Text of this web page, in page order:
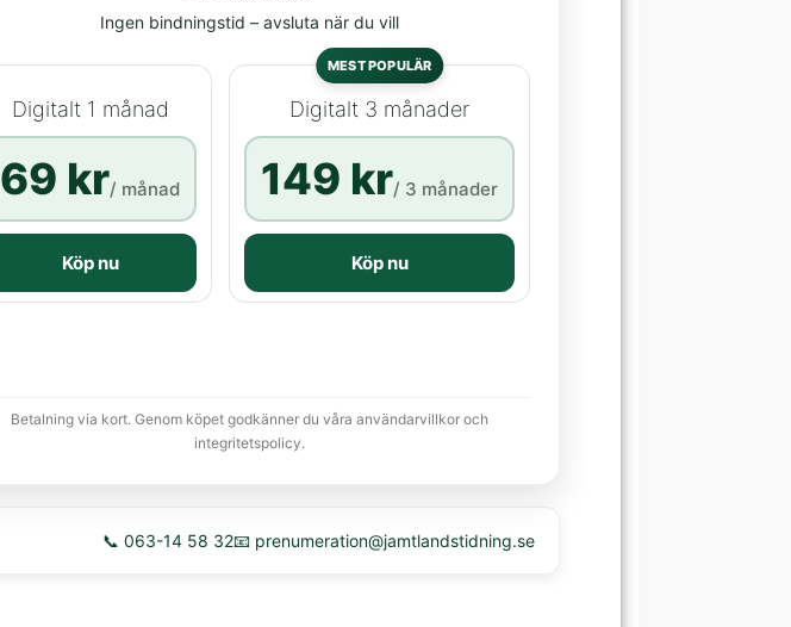
Ingen bindningstid – avsluta när du vill
Digitalt 1 månad
69 kr/ månad
Köp nu
MEST POPULÄR
Digitalt 3 månader
149 kr/ 3 månader
Köp nu
Betalning via kort. Genom köpet godkänner du våra användarvillkor och
integritetspolicy.
📞 063-14 58 32📧 prenumeration@jamtlandstidning.se